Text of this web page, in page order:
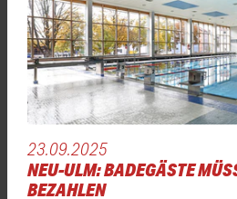
23.09.2025
NEU-ULM: BADEGÄSTE
BEZAHLEN